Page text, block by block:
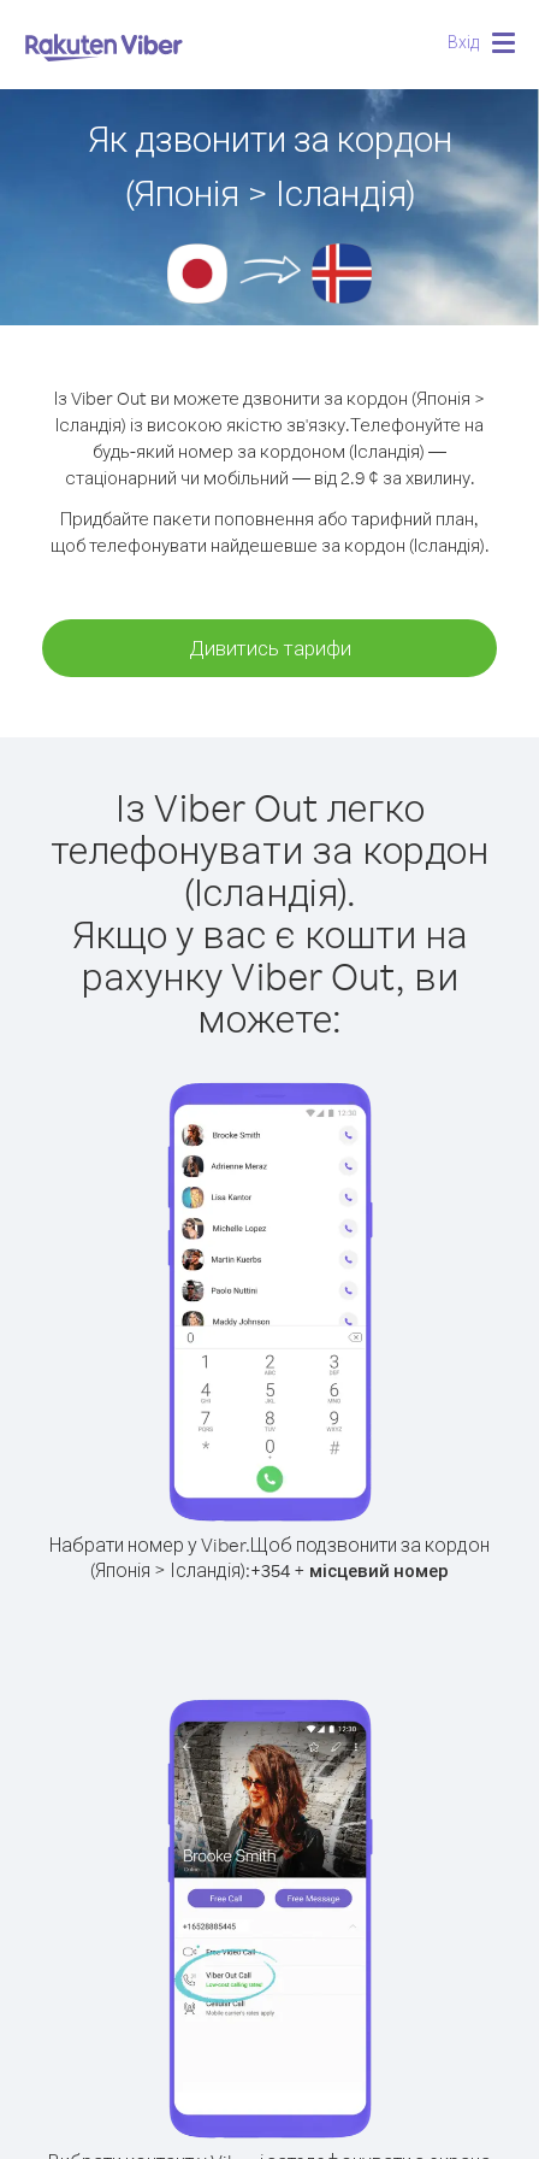
Вхід
Як дзвонити за кордон
(Японія > Ісландія)
Із Viber Out ви можете дзвонити за кордон (Японія >
Ісландія) із високою якістю зв'язку.Телефонуйте на
будь-який номер за кордоном (Ісландія) —
стаціонарний чи мобільний — від 2.9 ¢ за хвилину.
Придбайте пакети поповнення або тарифний план,
щоб телефонувати найдешевше за кордон (Ісландія).
Дивитись тарифи
Із Viber Out легко
телефонувати за кордон
(Ісландія).
Якщо у вас є кошти на
рахунку Viber Out, ви
можете:
Набрати номер у Viber.Щоб подзвонити за кордон
(Японія > Ісландія):+354 + місцевий номер